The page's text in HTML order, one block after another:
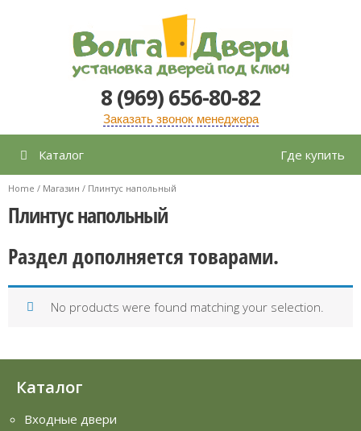
содержимому
8 (969) 656-80-82
Заказать звонок менеджера
Каталог Где купить
Home / Магазин / Плинтус напольный
Плинтус напольный
Раздел дополняется товарами.
No products were found matching your selection.
Каталог
Входные двери